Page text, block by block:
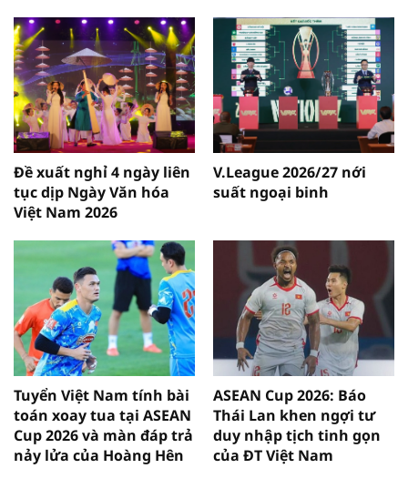
Đề xuất nghỉ 4 ngày liên
tục dịp Ngày Văn hóa
Việt Nam 2026
V.League 2026/27 nới
suất ngoại binh
Tuyển Việt Nam tính bài
toán xoay tua tại ASEAN
Cup 2026 và màn đáp trả
nảy lửa của Hoàng Hên
ASEAN Cup 2026: Báo
Thái Lan khen ngợi tư
duy nhập tịch tinh gọn
của ĐT Việt Nam